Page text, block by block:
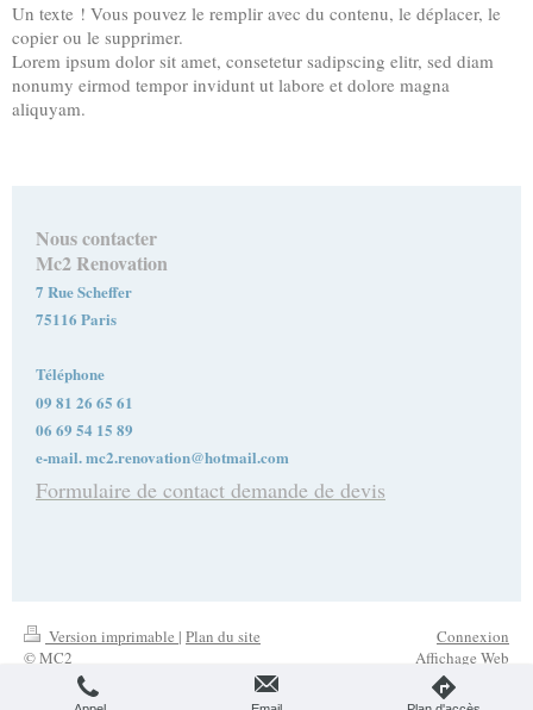
Un texte ! Vous pouvez le remplir avec du contenu, le déplacer, le
copier ou le supprimer.
Lorem ipsum dolor sit amet, consetetur sadipscing elitr, sed diam
nonumy eirmod tempor invidunt ut labore et dolore magna
aliquyam.
Nous contacter
Mc2 Renovation
7 Rue Scheffer
75116 Paris
Téléphone
09 81 26 65 61
06 69 54 15 89
e-mail. mc2.renovation@hotmail.com
Formulaire de contact demande de devis
Version imprimable | Plan du site
© MC2
Connexion
Affichage Web